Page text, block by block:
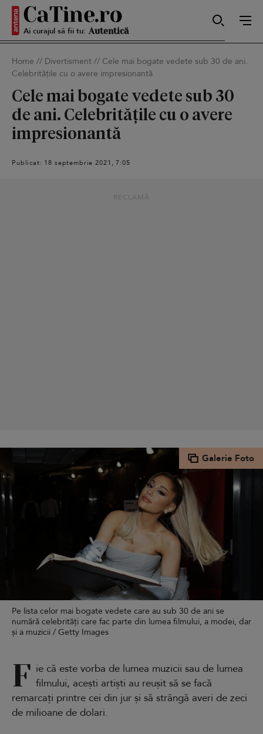
Ai curajul să fii tu: Sexy
Smart
Home // Divertisment // Cele mai bogate vedete sub 30 de ani.
Celebritățile cu o avere impresionantă
Cele mai bogate vedete sub 30
de ani. Celebritățile cu o avere
impresionantă
Publicat: 18 septembrie 2021, 7:05
RECLAMĂ
Galerie Foto
Pe lista celor mai bogate vedete care au sub 30 de ani se
numără celebrități care fac parte din lumea filmului, a modei, dar
și a muzicii / Getty Images
F ie că este vorba de lumea muzicii sau de lumea
filmului, acești artiști au reușit să se facă
remarcați printre cei din jur și să strângă averi de zeci
de milioane de dolari.